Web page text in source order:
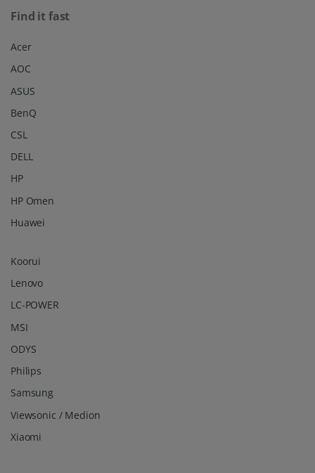
Find it fast
Acer
AOC
ASUS
BenQ
CSL
DELL
HP
HP Omen
Huawei
Koorui
Lenovo
LC-POWER
MSI
ODYS
Philips
Samsung
Viewsonic / Medion
Xiaomi